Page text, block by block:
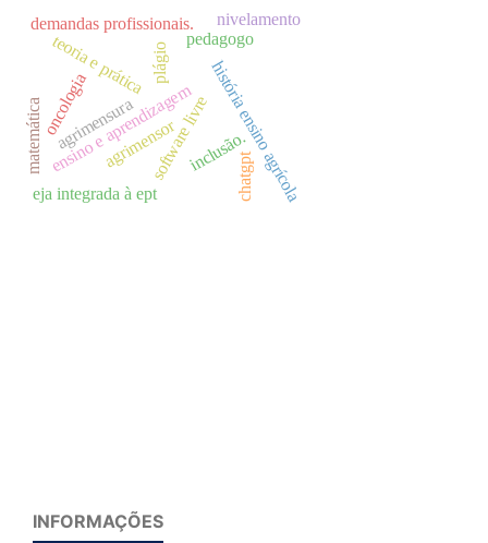
história ensino agrícola
plágio
software livre
ensino e aprendizagem
teoria e prática
demandas profissionais.
pedagogo
inclusão.
eja integrada à ept
matemática
chatgpt
agrimensor
agrimensura
nivelamento
oncologia
INFORMAÇÕES